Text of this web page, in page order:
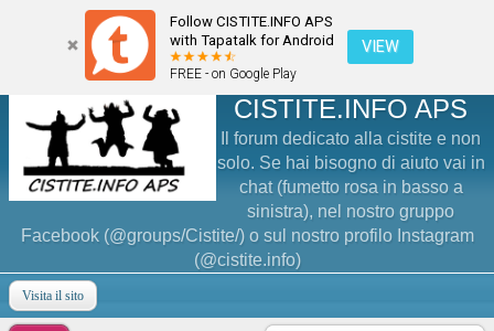
Follow CISTITE.INFO APS
with Tapatalk for Android
FREE - on Google Play
VIEW
CISTITE.INFO APS
Il forum dedicato alla cistite e non
solo. Se hai bisogno di aiuto vai in
chat (fumetto rosa in basso a
sinistra), nel nostro gruppo
Facebook (@groups/Cistite/) o sul nostro profilo Instagram
(@cistite.info)
Visita il sito